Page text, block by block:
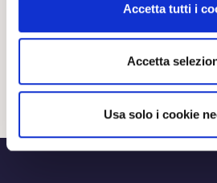
Accetta tutti i
Accetta
Usa solo i cookie